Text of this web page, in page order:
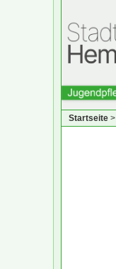
Startseite >